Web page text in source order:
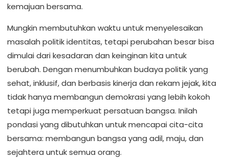
kemajuan bersama.
Mungkin membutuhkan waktu untuk menyelesaikan
masalah politik identitas, tetapi perubahan besar bisa
dimulai dari kesadaran dan keinginan kita untuk
berubah. Dengan menumbuhkan budaya politik yang
sehat, inklusif, dan berbasis kinerja dan rekam jejak, kita
tidak hanya membangun demokrasi yang lebih kokoh
tetapi juga memperkuat persatuan bangsa. Inilah
pondasi yang dibutuhkan untuk mencapai cita-cita
bersama: membangun bangsa yang adil, maju, dan
sejahtera untuk semua orang.